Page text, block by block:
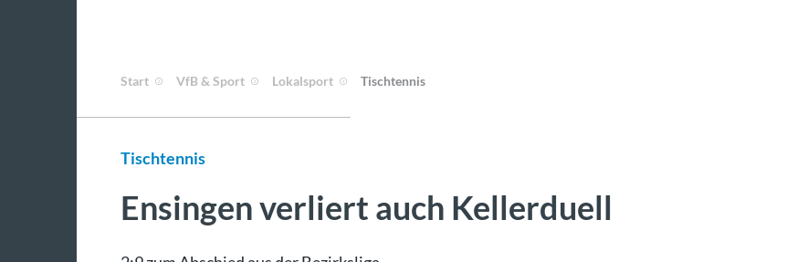
Start VfB & Sport Lokalsport Tischtennis
Tischtennis
Ensingen verliert auch Kellerduell